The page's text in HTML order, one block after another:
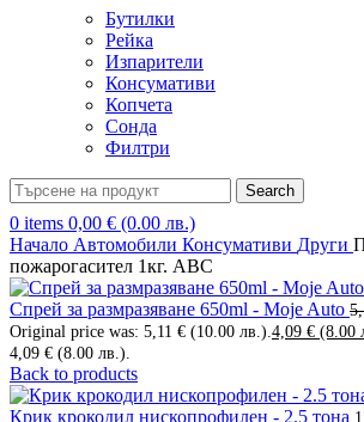
Бутилки
Рейка
Изпарители
Консумативи
Копчета
Сонда
Филтри
Search
0 items 0,00 € (0.00 лв.)
Начало Автомобили Консумативи Други
пожарогасител 1кг. АВС
Спрей за размразяване 650ml - Moje Auto
Original price was: 5,11 € (10.00 лв.). 4,09 € (8.00
4,09 € (8.00 лв.).
Back to products
Крик крокодил нископрофилен - 2.5 тона